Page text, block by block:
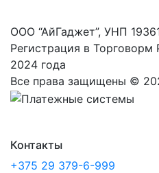
ООО “АйГаджет”, УНП
Регистрация в Торговорм
2024 года
Все права защищены ©
Контакты
+375 29 379-6-999